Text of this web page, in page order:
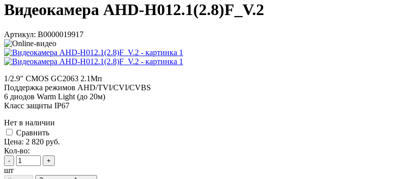
Видеокамера AHD-H012.1(2.8)F_V.2
Артикул: В0000019917
1/2.9" CMOS GC2063 2.1Мп
Поддержка режимов AHD/TVI/CVI/CVBS
6 диодов Warm Light (до 20м)
Класс защиты IP67
Нет в наличии
Cравнить
Цена: 2 820 руб.
Кол-во:
- +
шт